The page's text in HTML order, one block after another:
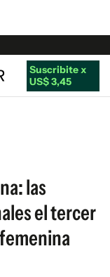
Suscribite x
US$ 3,45
las
el tercer